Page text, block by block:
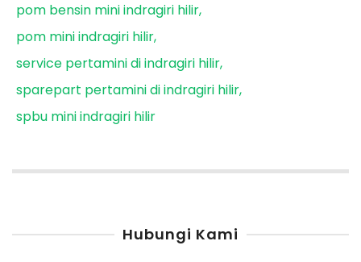
pom bensin mini indragiri hilir
pom mini indragiri hilir
service pertamini di indragiri hilir
sparepart pertamini di indragiri hilir
spbu mini indragiri hilir
Hubungi Kami